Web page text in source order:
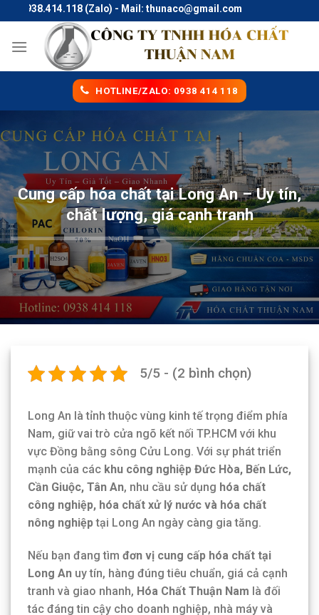
to
content
(Zalo) - Mail: thunaco@gmail.com
HOTLINE/ZALO: 0938 414 118
Cung cấp hóa chất tại Long An – Uy tín,
chất lượng, giá cạnh tranh
5/5 - (2 bình chọn)
Long An là tỉnh thuộc vùng kinh tế trọng điểm phía
Nam, giữ vai trò cửa ngõ kết nối TP.HCM với khu
vực Đồng bằng sông Cửu Long. Với sự phát triển
mạnh của các khu công nghiệp Đức Hòa, Bến Lức,
Cần Giuộc, Tân An, nhu cầu sử dụng hóa chất
công nghiệp, hóa chất xử lý nước và hóa chất
nông nghiệptại Long An ngày càng gia tăng.
Nếu bạn đang tìm đơn vị cung cấp hóa chất tại
Long An uy tín, hàng đúng tiêu chuẩn, giá cả cạnh
tranh và giao nhanh, Hóa Chất Thuận Nam là đối
tác đáng tin cậy cho doanh nghiệp, nhà máy và